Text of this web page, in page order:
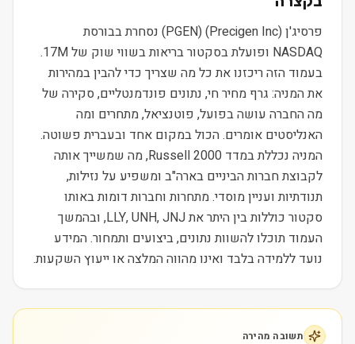
פרסיג'ן (Precigen Inc) (PGEN) נסחרת בבורסת
NASDAQ ופועלת בסקטור בריאות בשווי שוק של 17M.
בעמוד הזה ריכזנו את כל מה שצריך כדי להבין במהירות
את המניה: גרף מחיר חי, נתונים פונדמנטליים, סקירה של
מה החברה עושה בפועל, פוטנציאל, מתחרים ומה
האנליסטים אומרים. הכול במקום אחד ובעברית פשוטה.
המניה נכללת במדד Russell 2000, מה שמשייך אותה
לקבוצת חברות הביניים בארה"ב ומשפיע על נזילות,
תנודתיות ועניין מוסדי. מתחרות וחברות דומות באותו
סקטור כוללות בין היתר את LLY, UNH, JNJ, ובהמשך
העמוד תוכלו להשוות נתונים, ביצועים ותמחור. המידע
נועד ללמידה בלבד ואינו מהווה המלצה או ייעוץ השקעות.
תשובה מהירה